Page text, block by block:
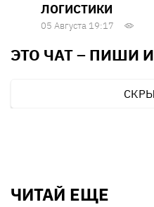
ЛОГИСТИКИ
05 Августа 19:17
ЭТО ЧАТ – ПИШИ И
ЧИТАЙ ЕЩЕ